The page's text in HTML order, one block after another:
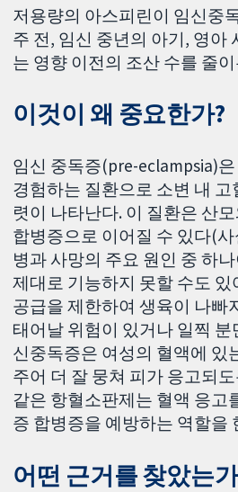
저용량의 아스피린이 임신중
주 전, 임신 중년의 아기, 영아
는 영향 이전의 조산 수를 줄
이것이 왜 중요한가?
임신 중독증(pre-eclampsia)
경험하는 질환으로 소변 내
렷이 나타난다. 이 질환은 산
합병증으로 이어질 수 있다(
병과 사망의 주요 원인 중 하
제대로 기능하지 못할 수도 있
공급을 제한하여 생육이 나빠
태어날 위험이 있거나 일찍 분
신중독증은 여성의 혈액에 있
주어 더 잘 뭉쳐 피가 응고되
같은 항혈소판제는 혈액 응고
증 합병증을 예방하는 역할을
어떤 근거를 찾았는